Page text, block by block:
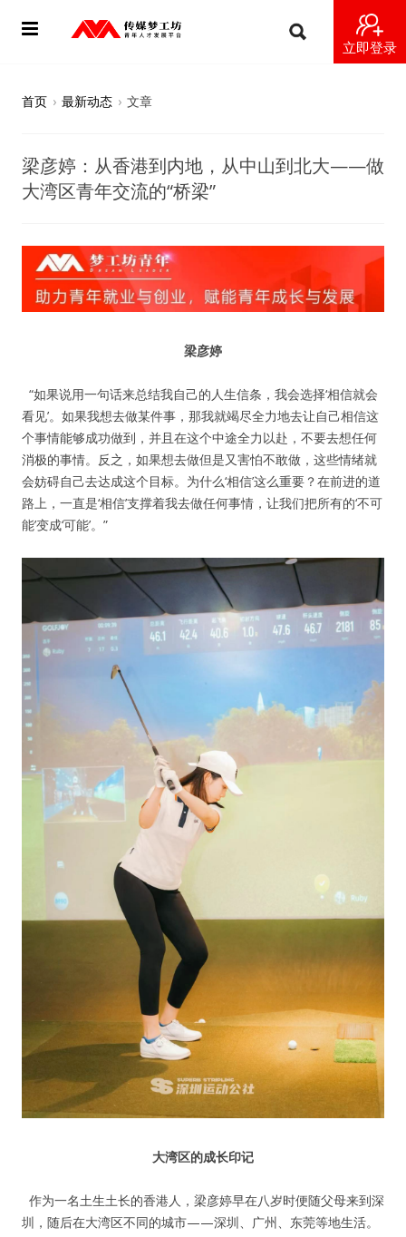
立即登录
导师
视频
梦工坊视频
纪录片2 青年人不同活法
纪录片3 我们都是青年偶像
活动
出彩2016
变革2015
精彩2012
梦工坊圈
人脉圈
信息圈
首页 › 最新动态 › 文章
梁彦婷：从香港到内地，从中山到北大——做
大湾区青年交流的“桥梁”
梁彦婷
“如果说用一句话来总结我自己的人生信条，我会选择‘相信就会
看见’。如果我想去做某件事，那我就竭尽全力地去让自己相信这
个事情能够成功做到，并且在这个中途全力以赴，不要去想任何
消极的事情。反之，如果想去做但是又害怕不敢做，这些情绪就
会妨碍自己去达成这个目标。为什么‘相信’这么重要？在前进的道
路上，一直是‘相信’支撑着我去做任何事情，让我们把所有的‘不可
能’变成‘可能’。”
大湾区的成长印记
作为一名土生土长的香港人，梁彦婷早在八岁时便随父母来到深
圳，随后在大湾区不同的城市——深圳、广州、东莞等地生活。